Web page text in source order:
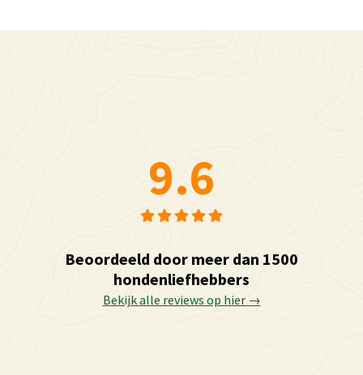
9.6
Beoordeeld door meer dan 1500
hondenliefhebbers
Bekijk alle reviews op hier →